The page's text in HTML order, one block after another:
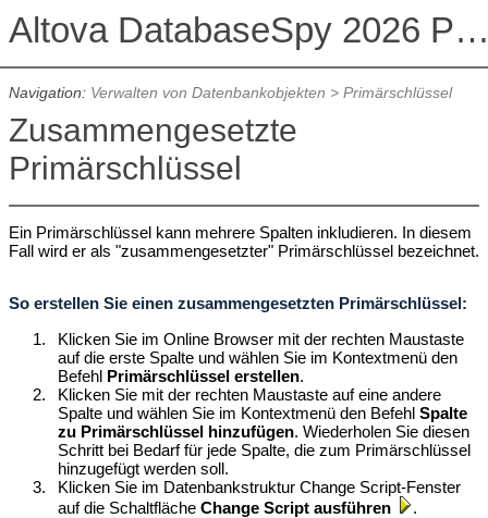
Altova DatabaseSpy 2026
Navigation: Verwalten von Datenbankobjekten > Primärschlüssel
Zusammengesetzte
Primärschlüssel
Ein Primärschlüssel kann mehrere Spalten inkludieren. In diesem
Fall wird er als "zusammengesetzter" Primärschlüssel bezeichnet.
So erstellen Sie einen zusammengesetzten Primärschlüssel:
1.
Klicken Sie im Online Browser mit der rechten Maustaste
auf die erste Spalte und wählen Sie im Kontextmenü den
Befehl Primärschlüssel erstellen.
2.
Klicken Sie mit der rechten Maustaste auf eine andere
Spalte und wählen Sie im Kontextmenü den BefehlSpalte
zu Primärschlüssel hinzufügen. Wiederholen Sie diesen
Schritt bei Bedarf für jede Spalte, die zum Primärschlüssel
hinzugefügt werden soll.
3.
Klicken Sie im Datenbankstruktur Change Script-Fenster
auf die SchaltflächeChange Script ausführen .